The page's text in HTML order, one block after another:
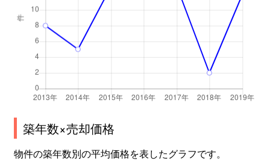
築年数×売却価格
物件の築年数別の平均価格を表したグラフです。